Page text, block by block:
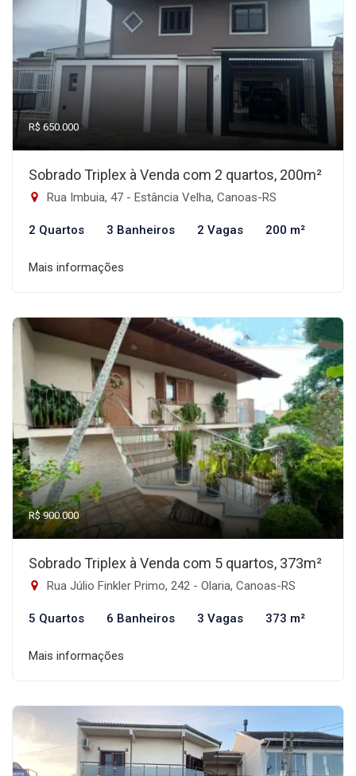
R$ 650.000
Sobrado Triplex à Venda com 2 quartos, 200m²
Rua Imbuia, 47 - Estância Velha, Canoas-RS
2 Quartos 3 Banheiros 2 Vagas 200 m²
Mais informações
R$ 900.000
Sobrado Triplex à Venda com 5 quartos, 373m²
Rua Júlio Finkler Primo, 242 - Olaria, Canoas-RS
5 Quartos 6 Banheiros 3 Vagas 373 m²
Mais informações